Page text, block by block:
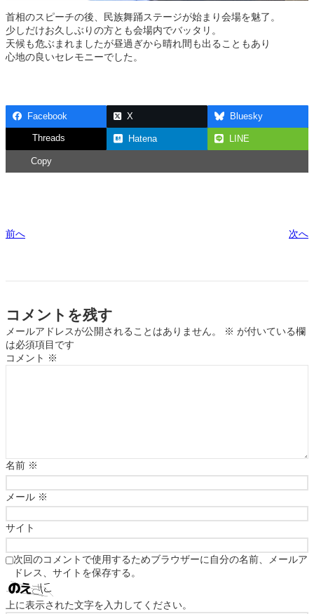
首相のスピーチの後、民族舞踊ステージが始まり会場を魅了。
少しだけお久しぶりの方とも会場内でバッタリ。
天候も危ぶまれましたが昼過ぎから晴れ間も出ることもあり
心地の良いセレモニーでした。
Facebook X Bluesky
Threads Hatena LINE
Copy
前へ 次へ
コメントを残す
メールアドレスが公開されることはありません。 ※ が付いている欄
は必須項目です
コメント ※
名前 ※
メール ※
サイト
次回のコメントで使用するためブラウザーに自分の名前、メールア
ドレス、サイトを保存する。
上に表示された文字を入力してください。